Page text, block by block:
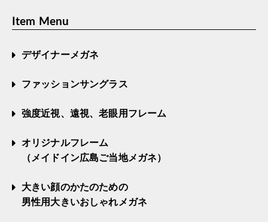
Item Menu
デザイナーメガネ
ファッションサングラス
強度近視、遠視、老眼用フレーム
オリジナルフレーム
（メイドイン広島ご当地メガネ）
大きい顔のかたのための
男性用大きいおしゃれメガネ